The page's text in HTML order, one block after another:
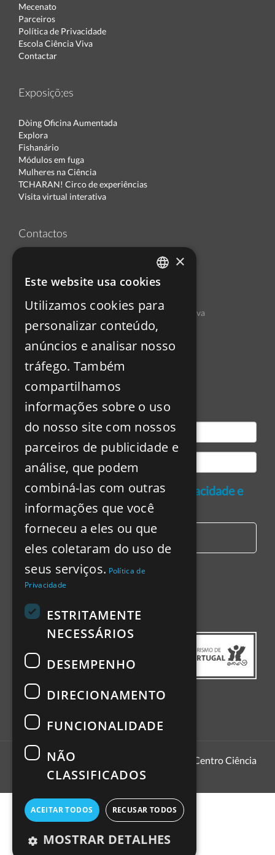
Mecenato
Parceiros
Política de Privacidade
Escola Ciência Viva
Contactar
Exposiçõ;es
Dòing Oficina Aumentada
Explora
Fishanário
Módulos em fuga
Mulheres na Ciência
TCHARAN! Circo de experiências
Visita virtual interativa
Contactos
Tel reservas: (+351) 21 891 71 04
Tel eventos: (+351) 21 891 71 90
Fax: (+351) 21 898 50 55
Pavilhão do Conhecimento - Centro Ciência Viva
Largo José Mariano Gago, nº1
1990-073 Lisboa, Portugal
Newsletter
Concordo com apolítica de privacidade e
de tratamento de dados pessoais
Subscrever
1999 - 2022Pavilhão do Conhecimento | Centro Ciência
Viva
PORTUGUESE
ENGLISH
SPANISH
×
Este website usa cookies
Utilizamos cookies para
personalizar conteúdo,
anúncios e analisar nosso
tráfego. Também
compartilhamos
informações sobre o uso
do nosso site com nossos
parceiros de publicidade e
análise, que podem
combiná-las com outras
informações que você
forneceu a eles ou que
eles coletaram do uso de
seus serviços. Política de
Privacidade
ESTRITAMENTE
NECESSÁRIOS
DESEMPENHO
DIRECIONAMENTO
FUNCIONALIDADE
NÃO
CLASSIFICADOS
ACEITAR TODOS RECUSAR TODOS
MOSTRAR DETALHES